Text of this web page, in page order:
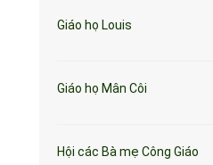
Giáo họ Louis
Giáo họ Mân Côi
Hội các Bà mẹ Công Giáo